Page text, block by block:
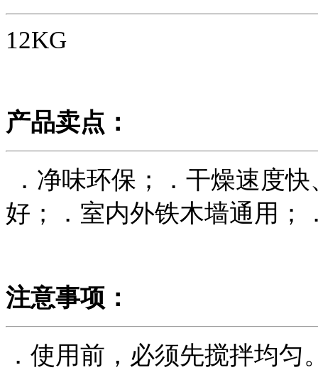
12KG
产品卖点：
．净味环保；
．干燥速度
好；
．室内外铁木墙通用；
注意事项：
．使用前，必须先搅拌均匀